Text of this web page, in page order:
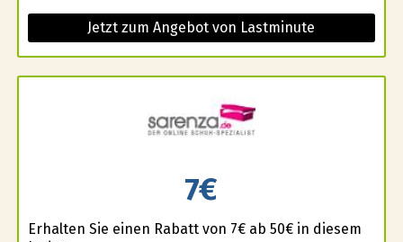
Jetzt zum Angebot von Lastminute
7€
Erhalten Sie einen Rabatt von 7€ ab 50€ in diesem